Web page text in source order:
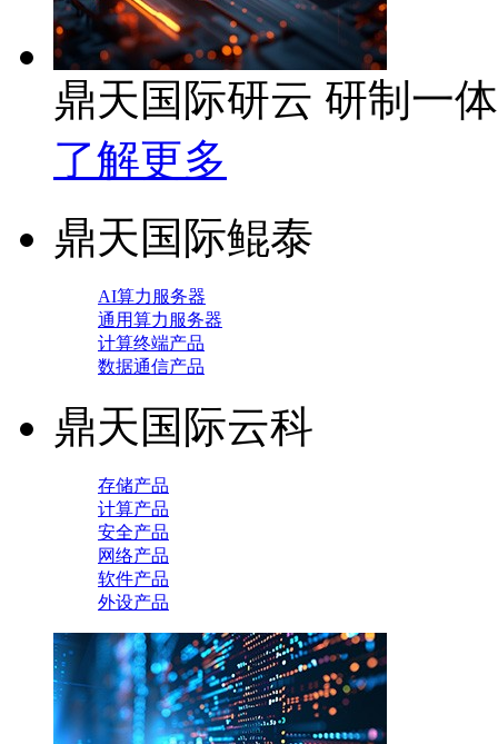
鼎天国际研云 研制一
了解更多
鼎天国际鲲泰
AI算力服务器
通用算力服务器
计算终端产品
数据通信产品
鼎天国际云科
存储产品
计算产品
安全产品
网络产品
软件产品
外设产品